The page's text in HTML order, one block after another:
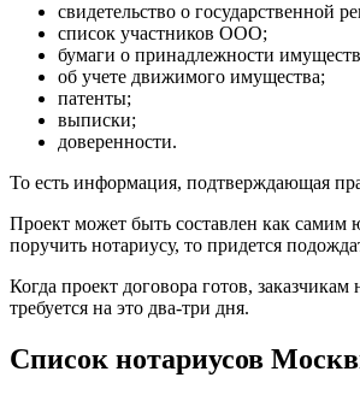
свидетельство о государственной
список участников ООО;
бумаги о принадлежности
об учете движимого имущества;
патенты;
выписки;
доверенности.
То есть информация, подтверждающая
Проект может быть составлен как самим
поручить нотариусу, то придется
Когда проект договора готов,
требуется на это два-три дня.
Список нотариусов